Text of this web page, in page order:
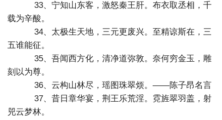
33、宁知山东客，激怒秦王肝。布衣取丞相，千
载为辛酸。
34、太极生天地，三元更废兴。至精谅斯在，三
五谁能征。
35、吾闻西方化，清净道弥敦。奈何穷金玉，雕
刻以为尊。
36、云构山林尽，瑶图珠翠烦。——陈子昂名言
37、昔日章华宴，荆王乐荒淫。霓旌翠羽盖，射
兕云梦林。